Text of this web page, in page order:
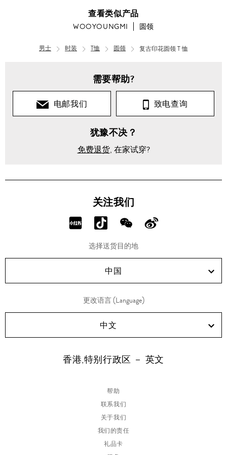
查看类似产品
WOOYOUNGMI 圆领
男士 时装 T恤 圆领 复古印花圆领 T 恤
需要帮助?
电邮我们 致电查询
犹豫不决？
免费退货, 在家试穿?
关注我们
分
RED!
分
享
Douyin!
分
享
WeChat!
分
Weibo!
选择送货目的地
中国
更改语言 (Language)
中文
香港,特别行政区 － 英文
帮助
联系我们
关于我们
我们的责任
礼品卡